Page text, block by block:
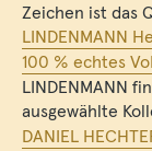
Zeichen ist das
LINDENMANN
100 % echtes
LINDENMANN
ausgewählte
DANIEL